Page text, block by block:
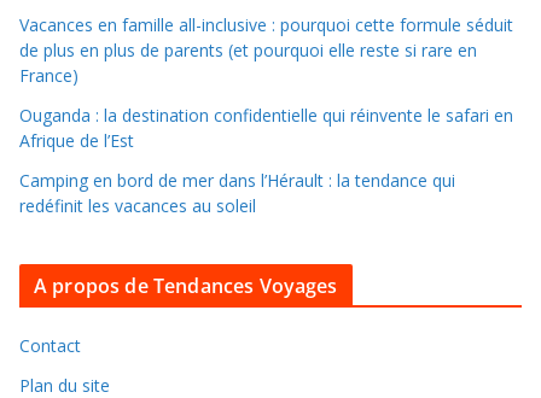
a
n
s
e
a
i
v
e
Vacances en famille all-inclusive : pourquoi cette formule séduit
de plus en plus de parents (et pourquoi elle reste si rare en
France)
Ouganda : la destination confidentielle qui réinvente le safari en
Afrique de l’Est
Camping en bord de mer dans l’Hérault : la tendance qui
redéfinit les vacances au soleil
A propos de Tendances Voyages
Contact
Plan du site